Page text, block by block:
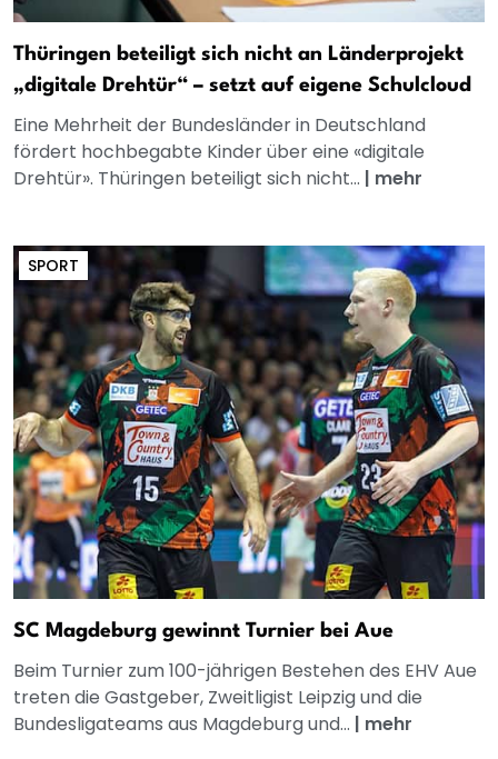
Thüringen beteiligt sich nicht an Länderprojekt
„digitale Drehtür“ – setzt auf eigene Schulcloud
Eine Mehrheit der Bundesländer in Deutschland
fördert hochbegabte Kinder über eine «digitale
Drehtür». Thüringen beteiligt sich nicht... | mehr
SPORT
SC Magdeburg gewinnt Turnier bei Aue
Beim Turnier zum 100-jährigen Bestehen des EHV Aue
treten die Gastgeber, Zweitligist Leipzig und die
Bundesligateams aus Magdeburg und... | mehr